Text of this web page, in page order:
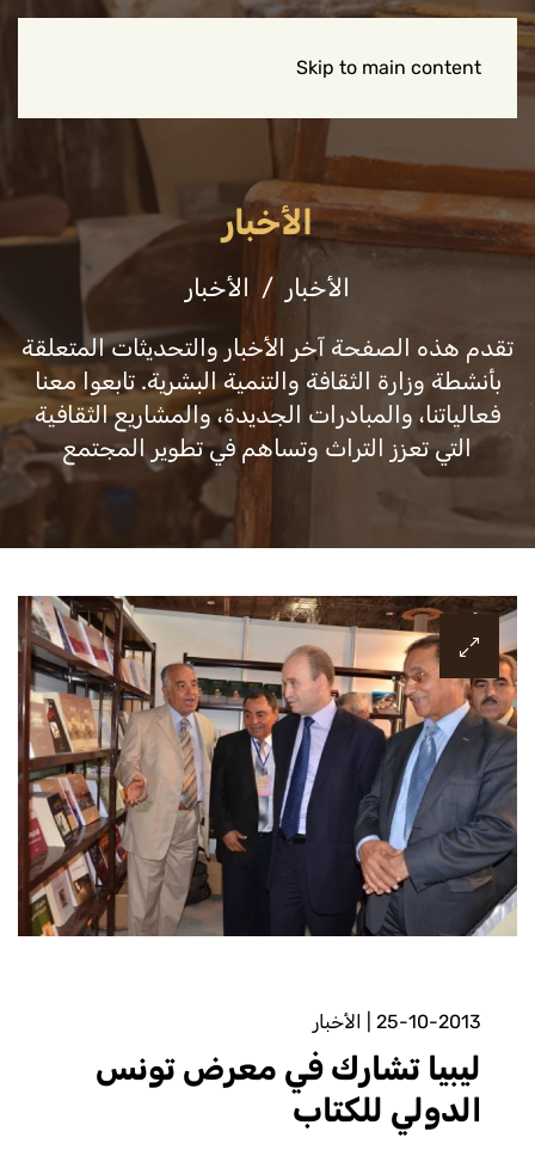
Skip to main content
الأخبار
الأخبار الأخبار
تقدم هذه الصفحة آخر الأخبار والتحديثات المتعلقة
بأنشطة وزارة الثقافة والتنمية البشرية. تابعوا معنا
فعالياتنا، والمبادرات الجديدة، والمشاريع الثقافية
التي تعزز التراث وتساهم في تطوير المجتمع
25-10-2013 الأخبار
ليبيا تشارك في معرض تونس
الدولي للكتاب